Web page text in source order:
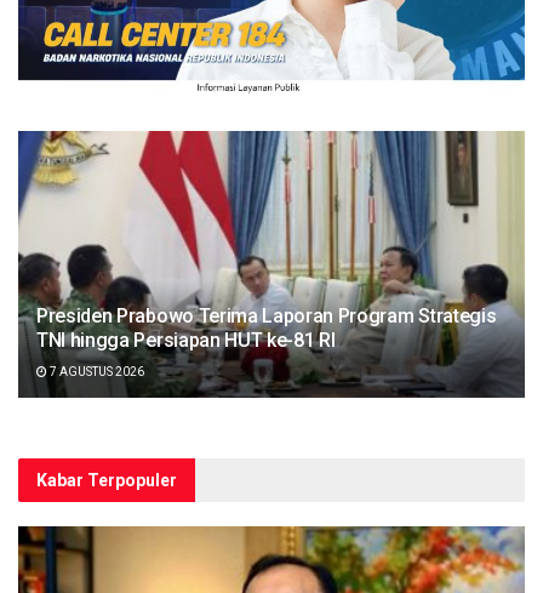
Presiden Prabowo Terima Laporan Program Strategis
TNI hingga Persiapan HUT ke-81 RI
7 AGUSTUS 2026
Kabar Terpopuler